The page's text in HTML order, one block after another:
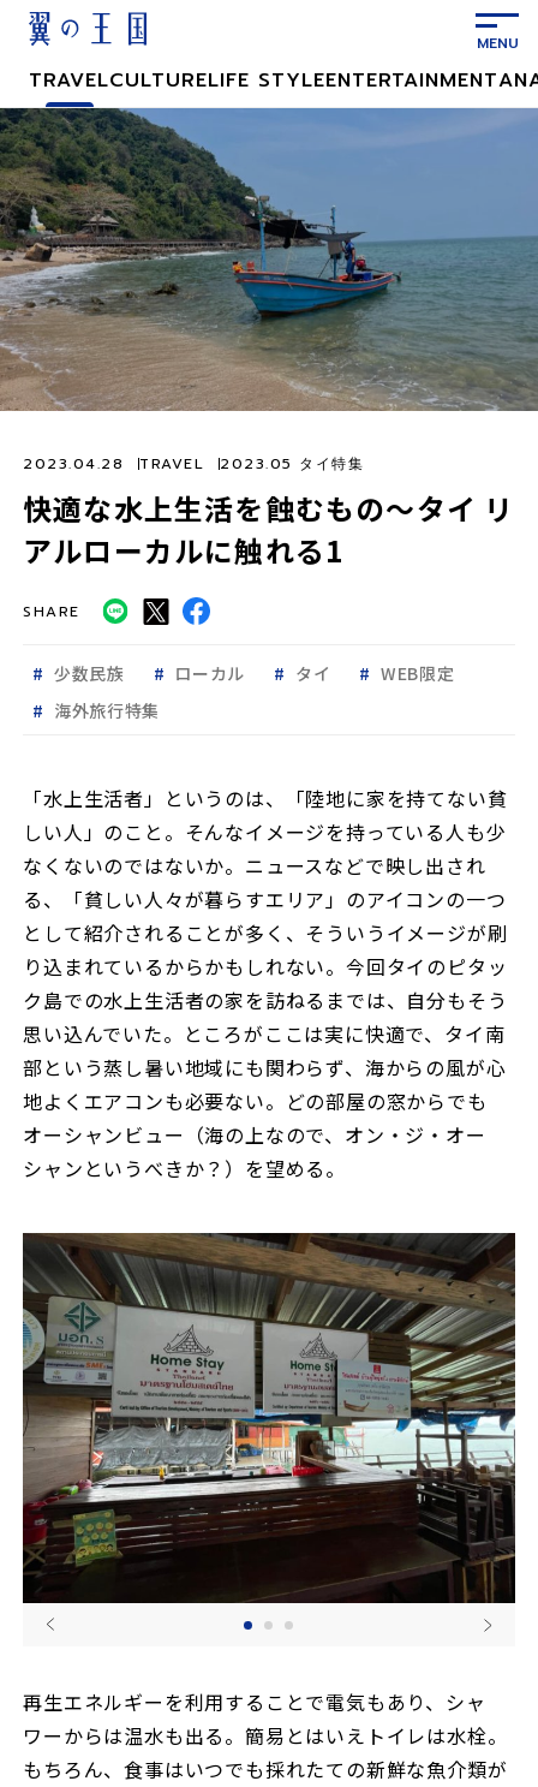
ン
テ
ン
ツ
に
ス
キ
ッ
プ
TRAVELCULTURELIFE STYLEENTERTAINMENT
快適な水上生活を蝕むもの〜タイ リ
アルローカルに触れる1
2023.04.28 TRAVEL 2023.05 タイ特集
SHARE
少数民族 ローカル タイ
WEB限定
海外旅行特集
「水上生活者」というのは、「陸地に家を持てない貧
しい人」のこと。そんなイメージを持っている人も少
なくないのではないか。ニュースなどで映し出され
る、「貧しい人々が暮らすエリア」のアイコンの一つ
として紹介されることが多く、そういうイメージが刷
り込まれているからかもしれない。今回タイのピタッ
ク島での水上生活者の家を訪ねるまでは、自分もそう
思い込んでいた。ところがここは実に快適で、タイ南
部という蒸し暑い地域にも関わらず、海からの風が心
地よくエアコンも必要ない。どの部屋の窓からでも
オーシャンビュー（海の上なので、オン・ジ・オー
シャンというべきか？）を望める。
再生エネルギーを利用することで電気もあり、シャ
ワーからは温水も出る。簡易とはいえトイレは水栓。
もちろん、食事はいつでも採れたての新鮮な魚介類が